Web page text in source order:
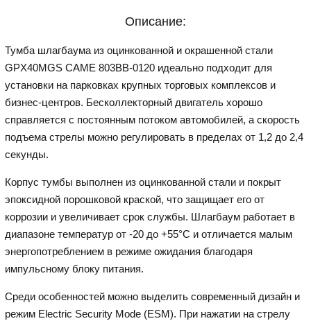
Описание:
Тумба шлагбаума из оцинкованной и окрашенной стали
GPX40MGS CAME 803BB-0120 идеально подходит для
установки на парковках крупных торговых комплексов и
бизнес-центров. Бесколлекторный двигатель хорошо
справляется с постоянным потоком автомобилей, а скорость
подъема стрелы можно регулировать в пределах от 1,2 до 2,4
секунды.
Корпус тумбы выполнен из оцинкованной стали и покрыт
эпоксидной порошковой краской, что защищает его от
коррозии и увеличивает срок службы. Шлагбаум работает в
диапазоне температур от -20 до +55°C и отличается малым
энергопотреблением в режиме ожидания благодаря
импульсному блоку питания.
Среди особенностей можно выделить современный дизайн и
режим Electric Security Mode (ESM). При нажатии на стрелу